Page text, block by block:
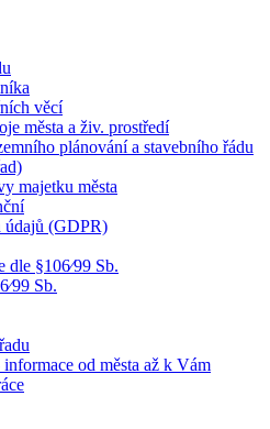
věcí
města a živ. prostředí
plánování a stavebního řádu
majetku města
údajů (GDPR)
dle §106⁄99 Sb.
Sb.
od města až k Vám